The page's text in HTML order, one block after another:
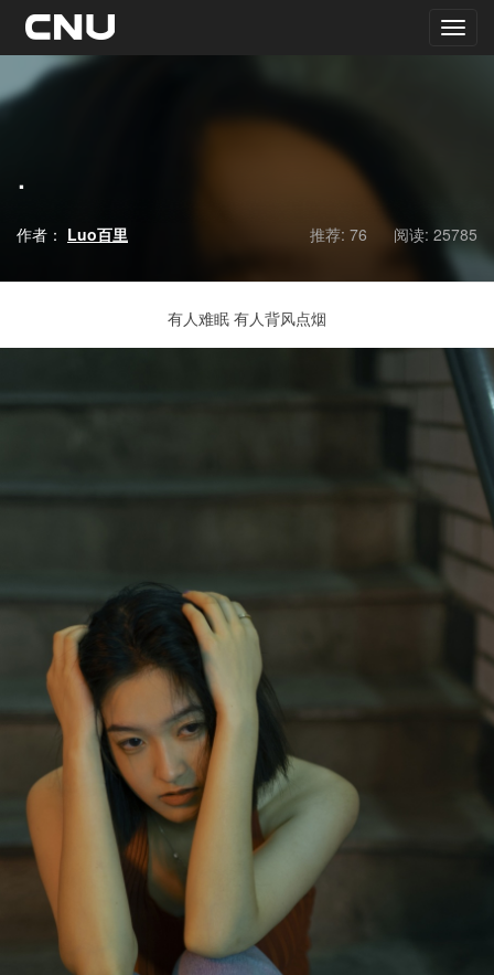
.
作者： Luo百里 推荐: 76 阅读: 25785
有人难眠 有人背风点烟